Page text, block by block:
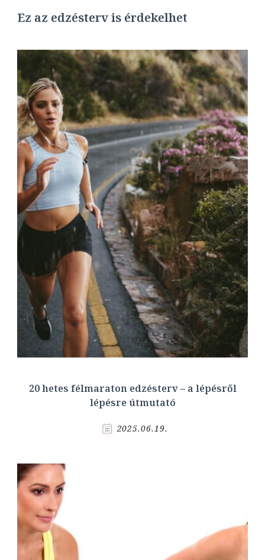
Ez az edzésterv is érdekelhet
20 hetes félmaraton edzésterv – a lépésről
lépésre útmutató
2025.06.19.